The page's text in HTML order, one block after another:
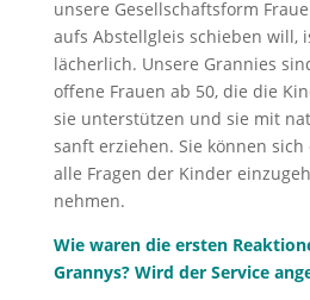
unsere Gesellschaftsform
aufs Abstellgleis schieben will,
lächerlich. Unsere Grannies
offene Frauen ab 50, die die
sie unterstützen und sie mit
sanft erziehen. Sie können
alle Fragen der Kinder
nehmen.
Wie waren die ersten
Grannys? Wird der Service